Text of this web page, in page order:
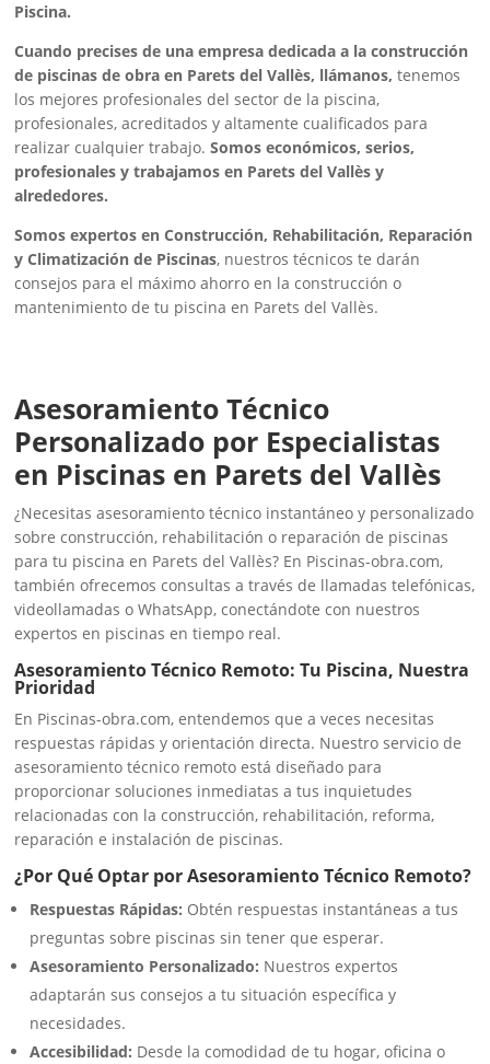
Piscina.
Cuando precises de una empresa dedicada a la construcción
de piscinas de obra en Parets del Vallès, llámanos, tenemos
los mejores profesionales del sector de la piscina,
profesionales, acreditados y altamente cualificados para
realizar cualquier trabajo.Somos económicos, serios,
profesionales y trabajamos en Parets del Vallès y
alrededores.
Somos expertos en Construcción, Rehabilitación, Reparación
y Climatización de Piscinas, nuestros técnicos te darán
consejos para el máximo ahorro en la construcción o
mantenimiento de tu piscina en Parets del Vallès.
Asesoramiento Técnico
Personalizado por Especialistas
en Piscinas en Parets del Vallès
¿Necesitas asesoramiento técnico instantáneo y personalizado
sobre construcción, rehabilitación o reparación de piscinas
para tu piscina en Parets del Vallès? En Piscinas-obra.com,
también ofrecemos consultas a través de llamadas telefónicas,
videollamadas o WhatsApp, conectándote con nuestros
expertos en piscinas en tiempo real.
Asesoramiento Técnico Remoto: Tu Piscina, Nuestra
Prioridad
En Piscinas-obra.com, entendemos que a veces necesitas
respuestas rápidas y orientación directa. Nuestro servicio de
asesoramiento técnico remoto está diseñado para
proporcionar soluciones inmediatas a tus inquietudes
relacionadas con la construcción, rehabilitación, reforma,
reparación e instalación de piscinas.
¿Por Qué Optar por Asesoramiento Técnico Remoto?
Respuestas Rápidas: Obtén respuestas instantáneas a tus
preguntas sobre piscinas sin tener que esperar.
Asesoramiento Personalizado: Nuestros expertos
adaptarán sus consejos a tu situación específica y
necesidades.
Accesibilidad: Desde la comodidad de tu hogar, oficina o